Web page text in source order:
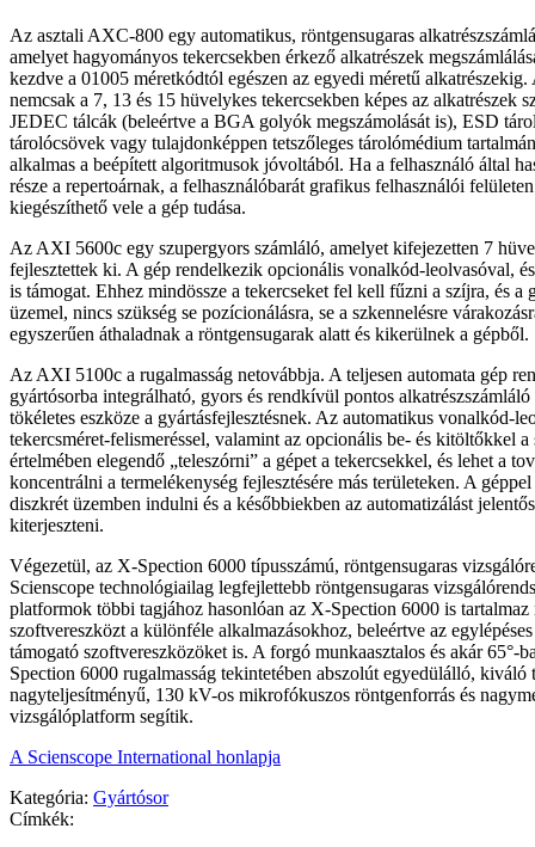
Az asztali AXC-800 egy automatikus, röntgensugaras
amelyet hagyományos tekercsekben érkező alkatrészek
kezdve a 01005 méretkódtól egészen az egyedi méretű
nemcsak a 7, 13 és 15 hüvelykes tekercsekben képes az alkatrészek
JEDEC tálcák (beleértve a BGA golyók megszámolását is), ESD
tárolócsövek vagy tulajdonképpen tetszőleges tárolómédium
alkalmas a beépített algoritmusok jóvoltából. Ha a felhasználó által
része a repertoárnak, a felhasználóbarát grafikus felhasználói
kiegészíthető vele a gép tudása.
Az AXI 5600c egy szupergyors számláló, amelyet kifejezetten 7
fejlesztettek ki. A gép rendelkezik opcionális vonalkód-leolvasóval,
is támogat. Ehhez mindössze a tekercseket fel kell fűzni a szíjra, és a
üzemel, nincs szükség se pozícionálásra, se a szkennelésre
egyszerűen áthaladnak a röntgensugarak alatt és kikerülnek a gépből.
Az AXI 5100c a rugalmasság netovábbja. A teljesen automata gép
gyártósorba integrálható, gyors és rendkívül pontos alkatrészszámláló
tökéletes eszköze a gyártásfejlesztésnek. Az automatikus vonalkód-
tekercsméret-felismeréssel, valamint az opcionális be- és kitöltőkkel a
értelmében elegendő „teleszórni” a gépet a tekercsekkel, és lehet a
koncentrálni a termelékenység fejlesztésére más területeken. A
diszkrét üzemben indulni és a későbbiekben az automatizálást
kiterjeszteni.
Végezetül, az X-Spection 6000 típusszámú, röntgensugaras
Scienscope technológiailag legfejlettebb röntgensugaras
platformok többi tagjához hasonlóan az X-Spection 6000 is tartalmaz
szoftvereszközt a különféle alkalmazásokhoz, beleértve az
támogató szoftvereszközöket is. A forgó munkaasztalos és akár 65°-
Spection 6000 rugalmasság tekintetében abszolút egyedülálló, kiváló
nagyteljesítményű, 130 kV-os mikrofókuszos röntgenforrás és
vizsgálóplatform segítik.
A Scienscope International honlapja
Kategória: Gyártósor
Címkék: